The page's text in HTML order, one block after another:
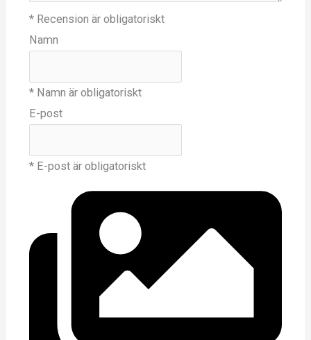
* Recension är obligatoriskt
Namn
* Namn är obligatoriskt
E-post
* E-post är obligatoriskt